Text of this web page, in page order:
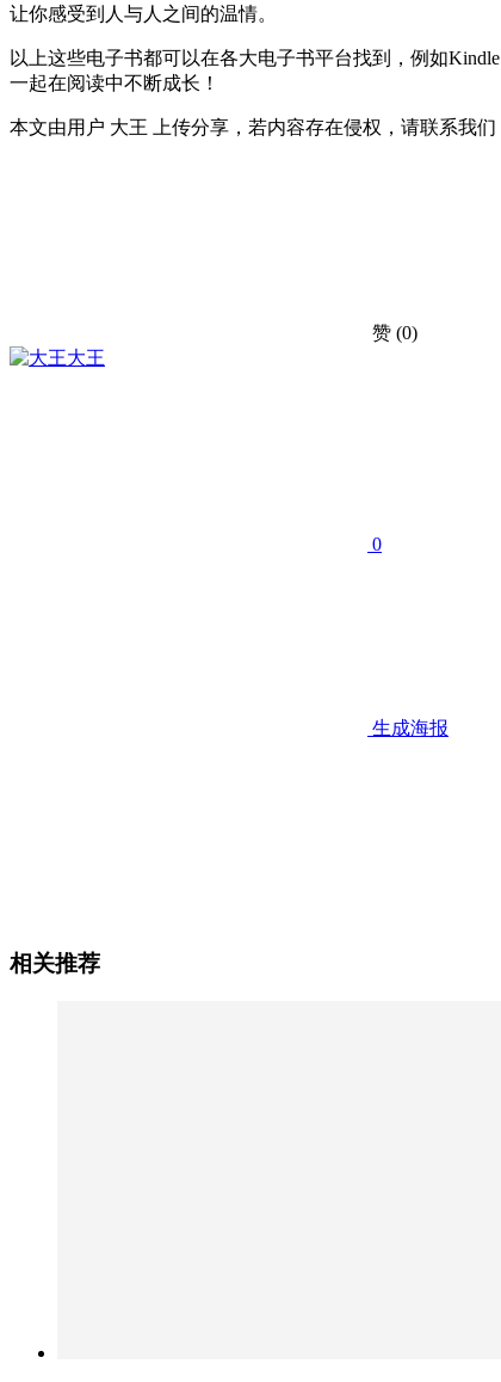
让你感受到人与人之间的温情。
以上这些电子书都可以在各大电子书平台找到，例如
一起在阅读中不断成长！
本文由用户 大王 上传分享，若内容存在侵权，请联系我们
赞 (0)
大王
0
生成海报
相关推荐